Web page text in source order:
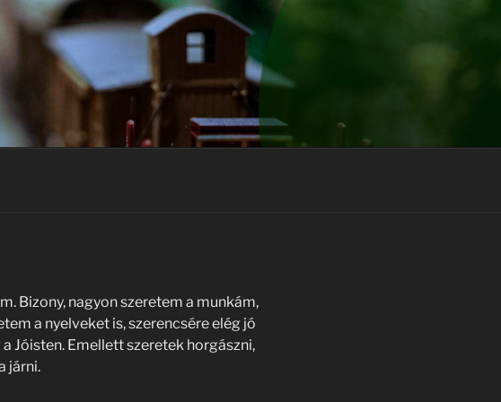
Bizony, nagyon szeretem a munkám,
a nyelveket is, szerencsére elég jó
Jóisten. Emellett szeretek horgászni,
járni.